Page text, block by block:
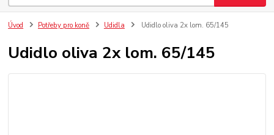
Úvod Potřeby pro koně Udidla Udidlo oliva 2x lom. 65/145
Udidlo oliva 2x lom. 65/145